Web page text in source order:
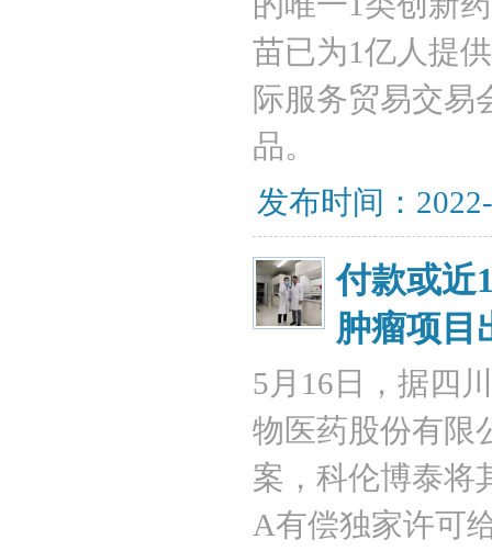
苗已为1亿人提
际服务贸易交易
品。
发布时间：
付款或近
肿瘤项目
5月16日，据四
物医药股份有限
案，科伦博泰将
A有偿独家许可